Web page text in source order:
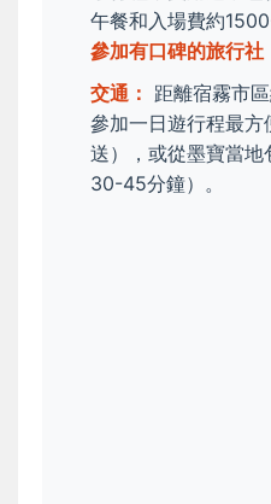
午餐和入場費約
參加有口碑的旅行社
交通： 距離宿霧市
參加一日遊行程最
送），或從墨寶當
30-45分鐘）。